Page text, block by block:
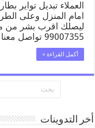
العملاء تبديل تواير
امام المنزل وعلى
ليصلك اقرب بشر من
99007355 تواصل معنا …
أكمل القراءة »
أخر التدوينات